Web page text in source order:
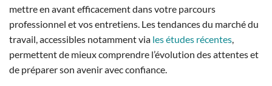
mettre en avant efficacement dans votre parcours
professionnel et vos entretiens. Les tendances du marché du
travail, accessibles notamment via les études récentes
permettent de mieux comprendre l’évolution des attentes et
de préparer son avenir avec confiance.